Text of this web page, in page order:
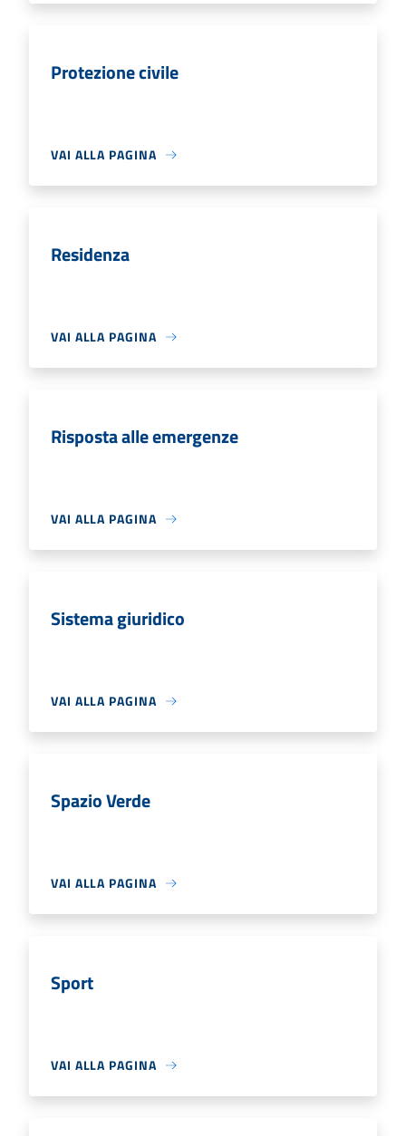
Protezione civile
VAI ALLA PAGINA
Residenza
VAI ALLA PAGINA
Risposta alle emergenze
VAI ALLA PAGINA
Sistema giuridico
VAI ALLA PAGINA
Spazio Verde
VAI ALLA PAGINA
Sport
VAI ALLA PAGINA